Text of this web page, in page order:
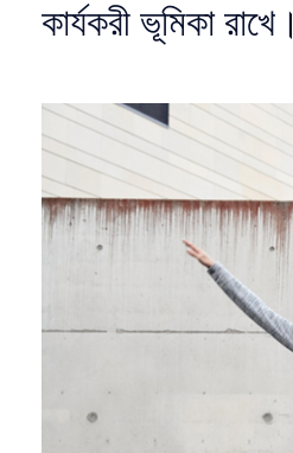
কার্যকরী ভূমিকা রাখে।